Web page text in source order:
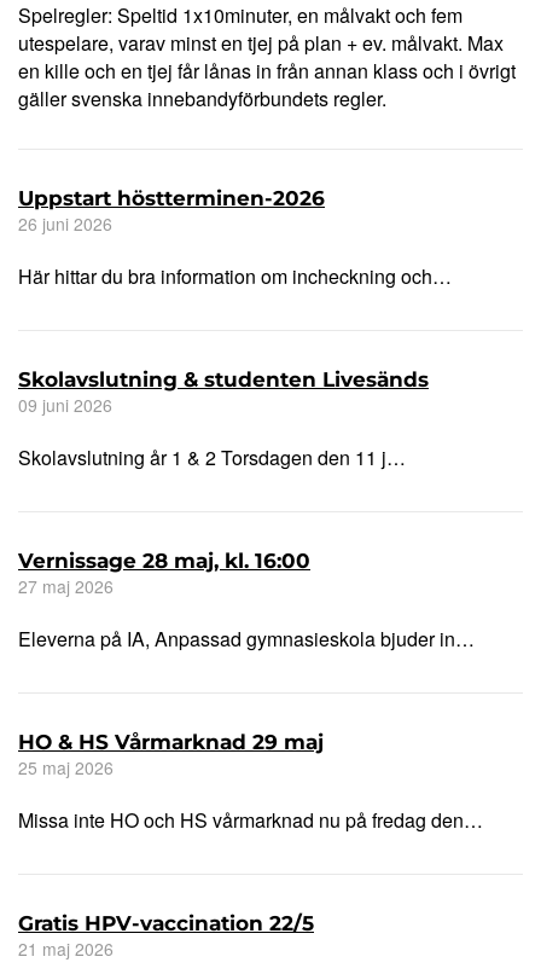
Spelregler: Speltid 1x10minuter, en målvakt och fem
utespelare, varav minst en tjej på plan + ev. målvakt. Max
en kille och en tjej får lånas in från annan klass och i övrigt
gäller svenska innebandyförbundets regler.
Uppstart höstterminen-2026
26 juni 2026
Här hittar du bra information om incheckning och…
Skolavslutning & studenten Livesänds
09 juni 2026
Skolavslutning år 1 & 2 Torsdagen den 11 j…
Vernissage 28 maj, kl. 16:00
27 maj 2026
Eleverna på IA, Anpassad gymnasieskola bjuder in…
HO & HS Vårmarknad 29 maj
25 maj 2026
Missa inte HO och HS vårmarknad nu på fredag den…
Gratis HPV-vaccination 22/5
21 maj 2026